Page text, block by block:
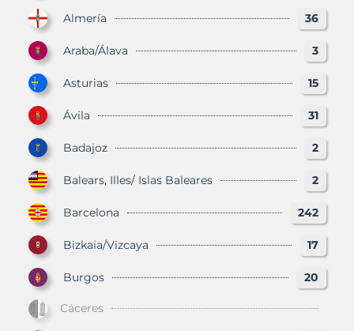
Almería 36
Araba/Álava 3
Asturias 15
Ávila 31
Badajoz 2
Balears, Illes/ Islas Baleares 2
Barcelona 242
Bizkaia/Vizcaya 17
Burgos 20
Cáceres